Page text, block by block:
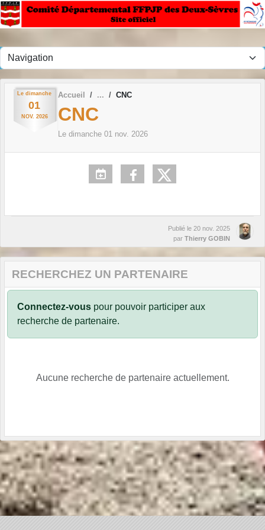
Le dimanche
01
NOV. 2026
Accueil CNC
CNC
Le dimanche 01 nov. 2026
Publié le 20 nov. 2025
par Thierry GOBIN
RECHERCHEZ UN PARTENAIRE
Connectez-vous pour pouvoir participer aux
recherche de partenaire.
Aucune recherche de partenaire actuellement.
Panneau de gestion des cookies